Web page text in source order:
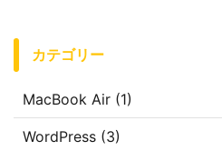
カテゴリー
MacBook Air (1)
WordPress (3)